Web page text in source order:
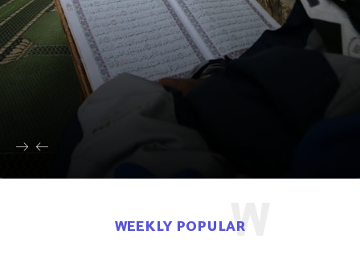
WEEKLY POPULAR
W